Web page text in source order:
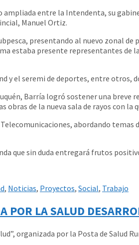
entre la Intendenta, su
Manuel Ortiz.
presentando al nuevo zonal de
estaba presente representantes de
y el seremi de deportes, entre otros,
Barría logró sostener una breve
de la nueva sala de rayos con
abordando
que sin duda entregará frutos
, Noticias, Proyectos, Social, Trabajo
POR LA SALUD
organizada por la Posta de Salud